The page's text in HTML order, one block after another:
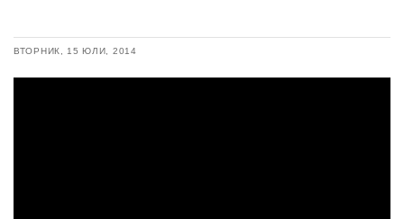
ВТОРНИК, 15 ЮЛИ, 2014